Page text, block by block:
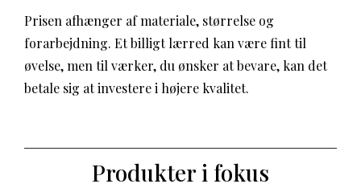
Prisen afhænger af materiale, størrelse og
forarbejdning. Et billigt lærred kan være fint til
øvelse, men til værker, du ønsker at bevare, kan det
betale sig at investere i højere kvalitet.
Produkter i fokus